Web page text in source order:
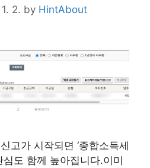
2. by HintAbout
고가 시작되면 ‘종합소득세
심도 함께 높아집니다.이미